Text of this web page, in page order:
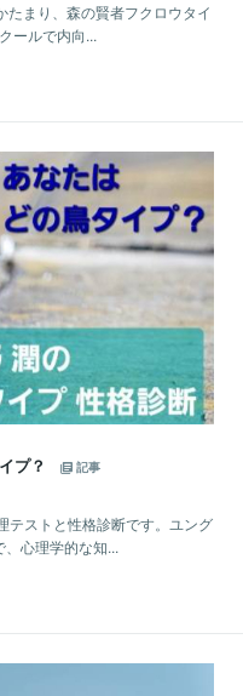
まり、森の賢者フクロウタイ
ールで内向...
プ？
記事
テストと性格診断です。ユング
心理学的な知...